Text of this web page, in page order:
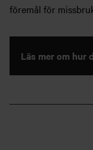
föremål för
Läs mer om hur